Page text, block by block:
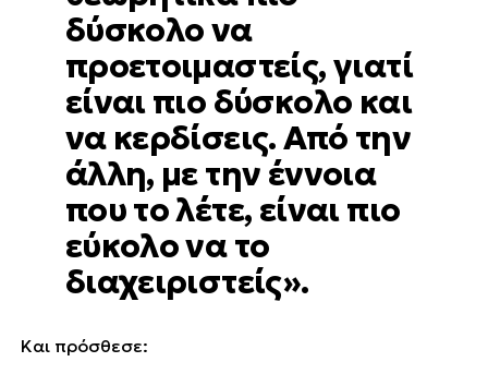
δύσκολο να
προετοιμαστείς, γιατί
είναι πιο δύσκολο και
να κερδίσεις. Από την
άλλη, με την έννοια
που το λέτε, είναι πιο
εύκολο να το
διαχειριστείς».
Και πρόσθεσε: